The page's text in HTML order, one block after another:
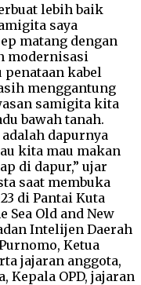
lebih baik
saya
matang dengan
modernisasi
kabel
menggantung
samigita kita
bawah tanah.
dapurnya
kita mau makan
di dapur,” ujar
saat membuka
di Pantai Kuta
Sea Old and New
Intelijen Daerah
Ketua
jajaran anggota,
Kepala OPD, jajaran